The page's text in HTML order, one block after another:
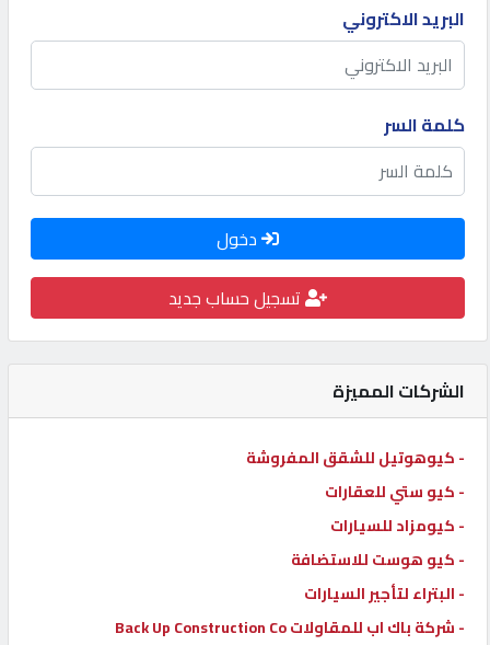
كيو
مزاد
كيو
نمبر
كارز
كيو
ماركت
القطري
POWERED
QHOST
البريد الاكتروني
كلمة السر
دخول
تسجيل حساب جديد
الشركات المميزة
- كيوهوتيل للشقق المفروشة
- كيو ستي للعقارات
- كيومزاد للسيارات
- كيو هوست للاستضافة
- البتراء لتأجير السيارات
- شركة باك اب للمقاولات Back Up Construction Co